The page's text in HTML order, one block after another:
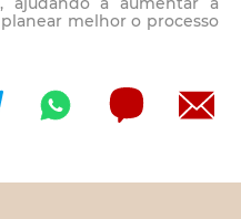
melhor o processo